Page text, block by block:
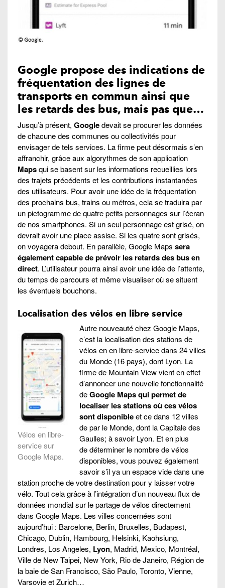
Google propose des indications de
fréquentation des lignes de
transports en commun ainsi que
les retards des bus, mais pas que…
Jusqu’à présent, Googledevait se procurer les données
de chacune des communes ou collectivités pour
envisager de tels services. La firme peut désormais s’en
affranchir, grâce aux algorythmes de son application
Mapsqui se basent sur les informations recueillies lors
des trajets précédents et les contributions instantanées
des utilisateurs. Pour avoir une idée de la fréquentation
des prochains bus, trains ou métros, cela se traduira par
un pictogramme de quatre petits personnages sur l’écran
de nos smartphones. Si un seul personnage est grisé, on
devrait avoir une place assise. Si les quatre sont grisés,
on voyagera debout. En parallèle, Google Maps sera
également capable de prévoir les retards des bus en
direct. L’utilisateur pourra ainsi avoir une idée de l’attente,
du temps de parcours et même visualiser où se situent
les éventuels bouchons.
Localisation des vélos en libre service
Vélos en libre-
service sur
Google Maps.
Autre nouveauté chez Google Maps,
c’est la localisation des stations de
vélos en en libre-service dans 24 villes
du Monde (16 pays), dont Lyon. La
firme de Mountain View vient en effet
d’annoncer une nouvelle fonctionnalité
deGoogle Maps qui permet de
localiser les stations où ces vélos
sont disponibleet ce dans 12 villes
de par le Monde, dont la Capitale des
Gaulles; à savoir Lyon. Et en plus
de déterminer le nombre de vélos
disponibles, vous pouvez également
savoir s’il ya un espace vide dans une
station proche de votre destination pour y laisser votre
vélo. Tout cela grâce à l’intégration d’un nouveau flux de
données mondial sur le partage de vélos directement
dans Google Maps. Les villes concernées sont
aujourd’hui : Barcelone, Berlin, Bruxelles, Budapest,
Chicago, Dublin, Hambourg, Helsinki, Kaohsiung,
Londres, Los Angeles, Lyon, Madrid, Mexico, Montréal,
Ville de New Taipei, New York, Rio de Janeiro, Région de
la baie de San Francisco, São Paulo, Toronto, Vienne,
Varsovie et Zurich…